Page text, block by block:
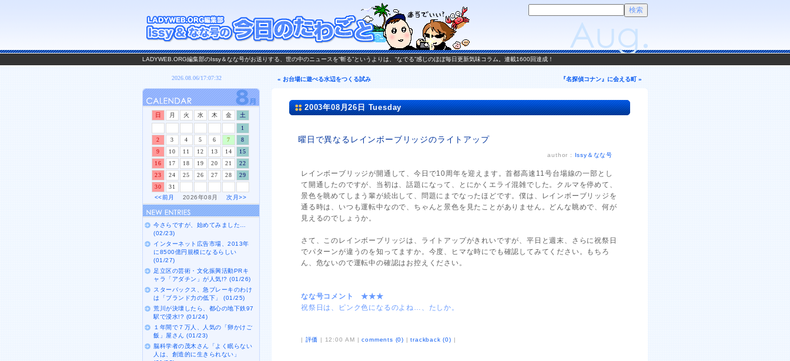
LADYWEB.ORG編集部のIssy＆なな号がお送りする、世の中のニュースを“斬る”というよりは、“なでる”感じのほぼ毎日更新気味コラム。連載1600回達成！
« お台場に遊べる水辺をつくる試み 『名探偵コナン』に会える町 »
2003年08月26日 Tuesday
曜日で異なるレインボーブリッジのライトアップ
author : Issy＆なな号
レインボーブリッジが開通して、今日で10周年を迎えます。首都高速11号台場線の一部とし
て開通したのですが、当初は、話題になって、とにかくエライ混雑でした。クルマを停めて、
景色を眺めてしまう輩が続出して、問題にまでなったほどです。僕は、レインボーブリッジを
通る時は、いつも運転中なので、ちゃんと景色を見たことがありません。どんな眺めで、何が
見えるのでしょうか。
さて、このレインボーブリッジは、ライトアップがきれいですが、平日と週末、さらに祝祭日
でパターンが違うのを知ってますか。今度、ヒマな時にでも確認してみてください。もちろ
ん、危ないので運転中の確認はお控えください。
なな号コメント ★★★
祝祭日は、ピンク色になるのよね…、たしか。
| 評価 | 12:00 AM |comments (0) |trackback (0) |
日 月 火 水 木 金
土
1
2
3 4 5 6 7
8
9
10 11 12 13 14
15
16
17 18 19 20 21
22
23
24 25 26 27 28
29
30
31
<<前月
2026年08月次月>>
今さらですが、始めてみました…
(02/23)
インターネット広告市場、2013年
に8500億円規模になるらしい
(01/27)
足立区の芸術・文化振興活動PRキ
ャラ「アダチン」が人気!? (01/26)
スターバックス、急ブレーキのわけ
は「ブランド力の低下」 (01/25)
荒川が決壊したら、都心の地下鉄97
駅で浸水!? (01/24)
１年間で７万人、人気の「卵かけご
飯」屋さん (01/23)
脳科学者の茂木さん「よく眠らない
人は、創造的に生きられない」